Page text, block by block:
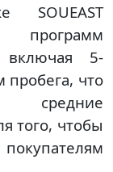
SOUEAST
включая 5-
что
средние
того, чтобы